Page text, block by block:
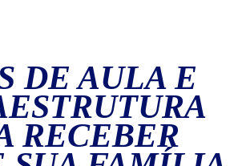
DE AULA E
RECEBER